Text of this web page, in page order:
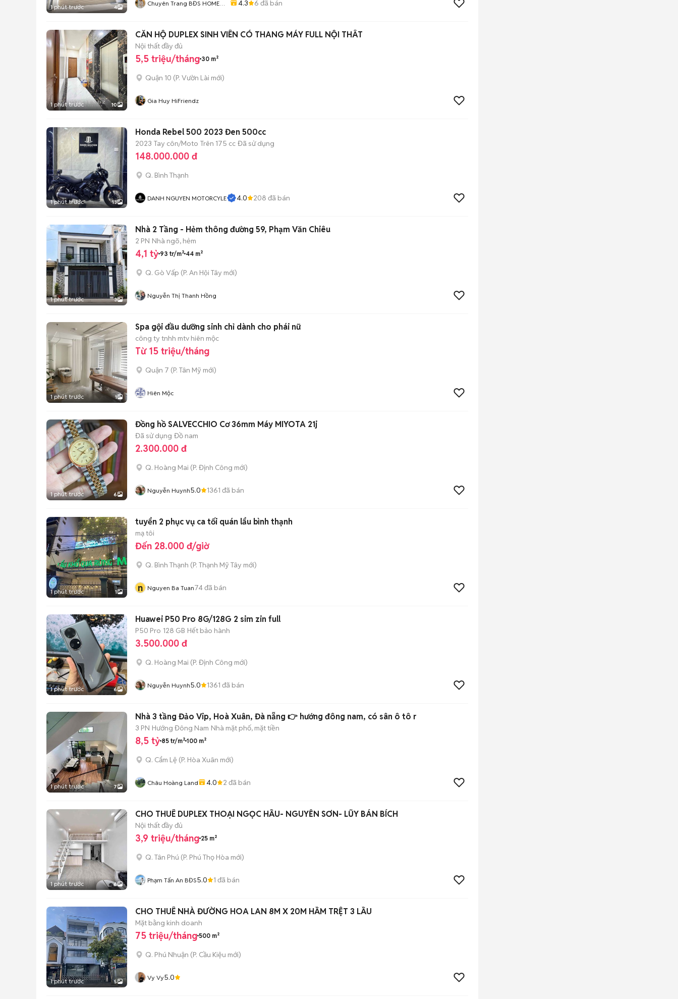
1 phút trước 4
Chuyên Trang BĐS HOME
4.3 6 đã bán
1 phút trước 10
CĂN HỘ DUPLEX SINH VIÊN CÓ THANG MÁY FULL NỘI THÂT
Nội thất đầy đủ
5,5 triệu/tháng 30 m²
Quận 10 (P. Vườn Lài mới)
Gia Huy HiFriendz
1 phút trước 13
Honda Rebel 500 2023 Đen 500cc
2023 Tay côn/Moto Trên 175 cc Đã sử dụng
148.000.000 đ
Q. Bình Thạnh
DANH NGUYEN MOTORCYLE 4.0 208 đã bán
1 phút trước 3
Nhà 2 Tầng - Hẻm thông đường 59, Phạm Văn Chiêu
2 PN Nhà ngõ, hẻm
4,1 tỷ 93 tr/m² 44 m²
Q. Gò Vấp (P. An Hội Tây mới)
Nguyễn Thị Thanh Hồng
1 phút trước 1
Spa gội đầu dưỡng sinh chỉ dành cho phái nữ
công ty tnhh mtv hiên mộc
Từ 15 triệu/tháng
Quận 7 (P. Tân Mỹ mới)
Hiên Mộc
1 phút trước 6
Đồng hồ SALVECCHIO Cơ 36mm Máy MIYOTA 21j
Đã sử dụng Đồ nam
2.300.000 đ
Q. Hoàng Mai (P. Định Công mới)
Nguyễn Huynh5.0 1361 đã bán
1 phút trước 1
tuyển 2 phục vụ ca tối quán lẩu bình thạnh
mạ tôi
Đến 28.000 đ/giờ
Q. Bình Thạnh (P. Thạnh Mỹ Tây mới)
n Nguyen Ba Tuan74đã bán
1 phút trước 6
Huawei P50 Pro 8G/128G 2 sim zin full
P50 Pro 128 GB Hết bảo hành
3.500.000 đ
Q. Hoàng Mai (P. Định Công mới)
Nguyễn Huynh5.0 1361 đã bán
1 phút trước 7
Nhà 3 tầng Đảo Vip, Hoà Xuân, Đà nẵng 👉 hướng đông nam, có sân ô tô r
3 PN Hướng Đông Nam Nhà mặt phố, mặt tiền
8,5 tỷ 85 tr/m² 100 m²
Q. Cẩm Lệ (P. Hòa Xuân mới)
Châu Hoàng Land 4.0 2 đã bán
1 phút trước 6
CHO THUÊ DUPLEX THOẠI NGỌC HẦU- NGUYỄN SƠN- LŨY BÁN BÍCH
Nội thất đầy đủ
3,9 triệu/tháng 25 m²
Q. Tân Phú (P. Phú Thọ Hòa mới)
Phạm Tấn An BĐS5.0 1 đã bán
1 phút trước 5
CHO THUÊ NHÀ ĐƯỜNG HOA LAN 8M X 20M HẦM TRỆT 3 LẦU
Mặt bằng kinh doanh
75 triệu/tháng 500 m²
Q. Phú Nhuận (P. Cầu Kiệu mới)
Vy Vy5.0